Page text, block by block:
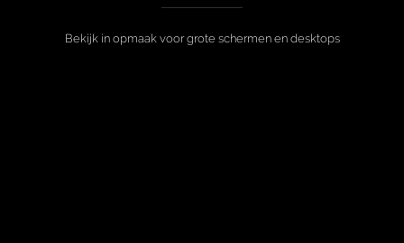
Bekijk in opmaak voor grote schermen en desktops